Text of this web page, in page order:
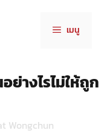
เมนู
ย่างไรไม่ให้ถูก
Wongchun